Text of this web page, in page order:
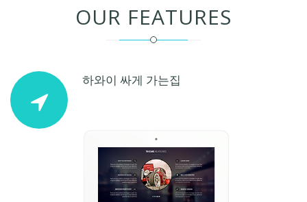
OUR FEATURES
하와이 싸게 가는집